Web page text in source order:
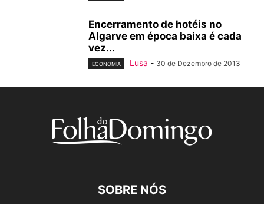
Encerramento de hotéis no
Algarve em época baixa é cada
vez...
ECONOMIA Lusa - 30 de Dezembro de 2013
SOBRE NÓS